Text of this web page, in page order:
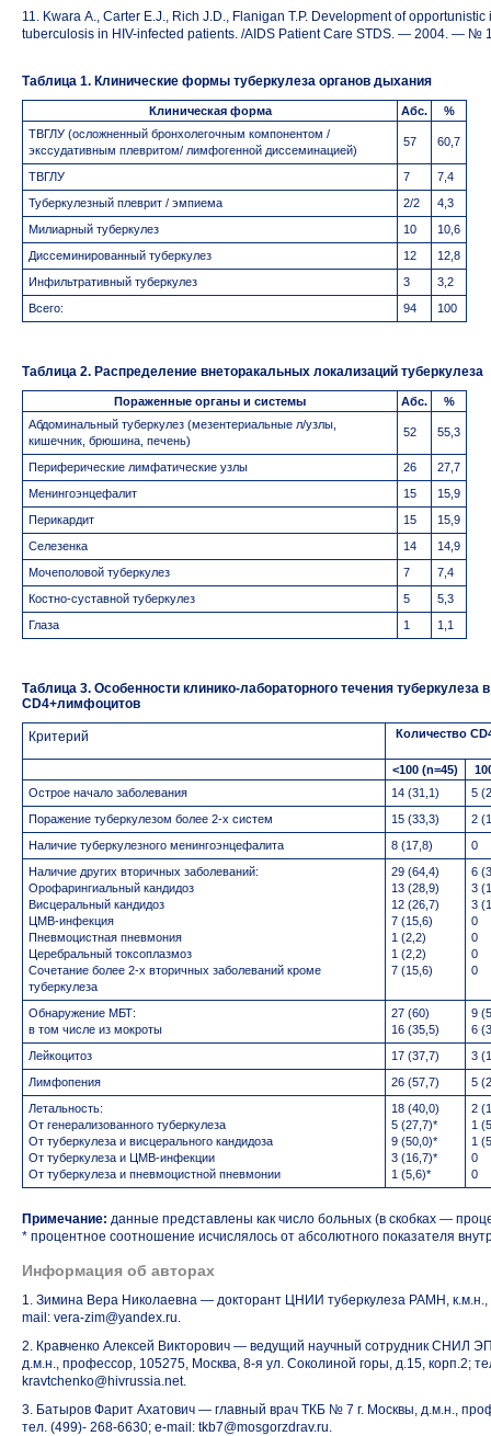
11. Kwara A., Carter E.J., Rich J.D., Flanigan T.P. Development of
tuberculosis in HIV-infected patients. /AIDS Patient Care STDS. — 2004. — №
Таблица 1. Клинические формы туберкулеза органов дыхания
Клиническая форма Абс.
%
ТВГЛУ (осложненный бронхолегочным компонентом /
экссудативным плевритом/ лимфогенной диссеминацией)
57 60,7
ТВГЛУ 7
7,4
Туберкулезный плеврит / эмпиема
2/2
4,3
Милиарный туберкулез
10
10,6
Диссеминированный туберкулез
12
12,8
Инфильтративный туберкулез
3
3,2
Всего:
94 100
Таблица 2. Распределение внеторакальных локализаций туберкулеза
Пораженные органы и системы Абс.
%
Абдоминальный туберкулез (мезентериальные л/узлы,
кишечник, брюшина, печень)
52 55,3
Периферические лимфатические узлы 26
27,7
Менингоэнцефалит
15
15,9
Перикардит
15
15,9
Селезенка
14
14,9
Мочеполовой туберкулез
7
7,4
Костно-суставной туберкулез
5
5,3
Глаза
1 1,1
Таблица 3. Особенности клинико-лабораторного течения туберкулеза
СD4+лимфоцитов
Критерий Количество
<100 (n=45)
Острое начало заболевания
14 (31,1)
5
Поражение туберкулезом более 2-х систем
15 (33,3)
2
Наличие туберкулезного менингоэнцефалита
8 (17,8)
0
Наличие других вторичных заболеваний:
Орофарингиальный кандидоз
Висцеральный кандидоз
ЦМВ-инфекция
Пневмоцистная пневмония
Церебральный токсоплазмоз
Сочетание более 2-х вторичных заболеваний кроме
туберкулеза
29 (64,4)
13 (28,9)
12 (26,7)
7 (15,6)
1 (2,2)
1 (2,2)
7 (15,6)
6
3
3
0
0
0
0
Обнаружение МБТ:
в том числе из мокроты
27 (60)
16 (35,5)
9
6
Лейкоцитоз
17 (37,7)
3
Лимфопения
26 (57,7)
5
Летальность:
От генерализованного туберкулеза
От туберкулеза и висцерального кандидоза
От туберкулеза и ЦМВ-инфекции
От туберкулеза и пневмоцистной пневмонии
18 (40,0)
5 (27,7)*
9 (50,0)*
3 (16,7)*
1 (5,6)*
2
1
1
0
0
Примечание: данные представлены как число больных (в скобках —
* процентное соотношение исчислялось от абсолютного показателя
Информация об авторах
1. Зимина Вера Николаевна — докторант ЦНИИ туберкулеза РАМН, к.м.н.,
mail: vera-zim@yandex.ru.
2. Кравченко Алексей Викторович — ведущий научный сотрудник
д.м.н., профессор, 105275, Москва, 8-я ул. Соколиной горы, д.15, корп.2;
kravtchenko@hivrussia.net.
3. Батыров Фарит Ахатович — главный врач ТКБ № 7 г. Москвы, д.м.н.,
тел. (499)- 268-6630; e-mail: tkb7@mosgorzdrav.ru.